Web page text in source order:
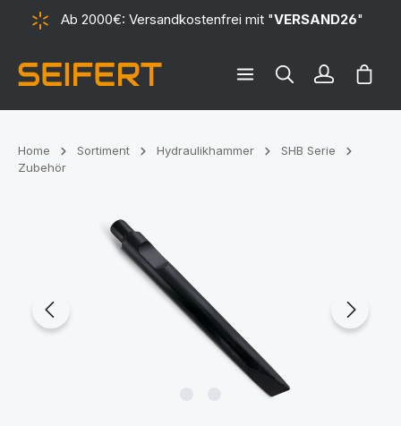
springenAb 2000€: Versandkostenfrei mit "VERSAND26"
Home Sortiment Hydraulikhammer
SHB Serie
Zubehör
Bildergalerie überspringen